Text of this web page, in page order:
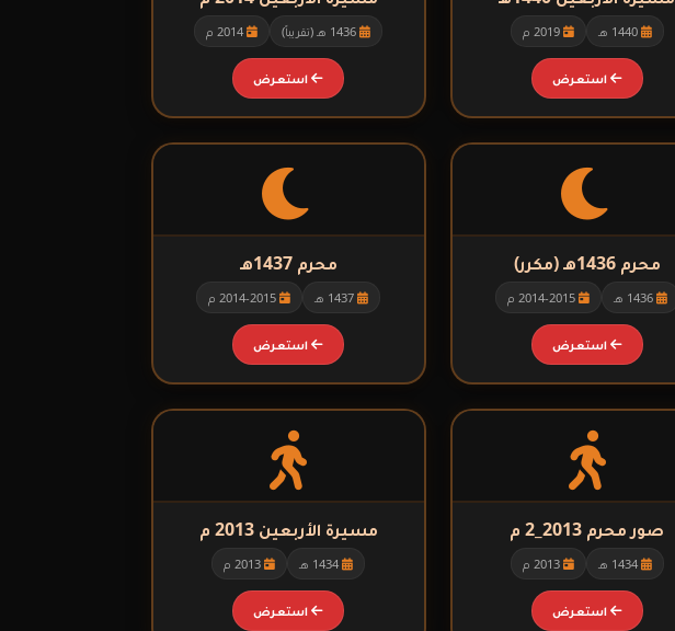
1440 هـ 2019 م
استعرض
1436 هـ (تقريباً) 2014 م
استعرض
محرم 1436هـ (مكرر)
1436 هـ 2014-2015 م
استعرض
محرم 1437هـ
1437 هـ 2014-2015 م
استعرض
صور محرم 2013_2 م
1434 هـ 2013 م
استعرض
مسيرة الأربعين 2013 م
1434 هـ 2013 م
استعرض